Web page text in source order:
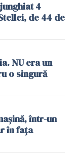
4
de 44 de
NU era un
o singură
într-un
în fața